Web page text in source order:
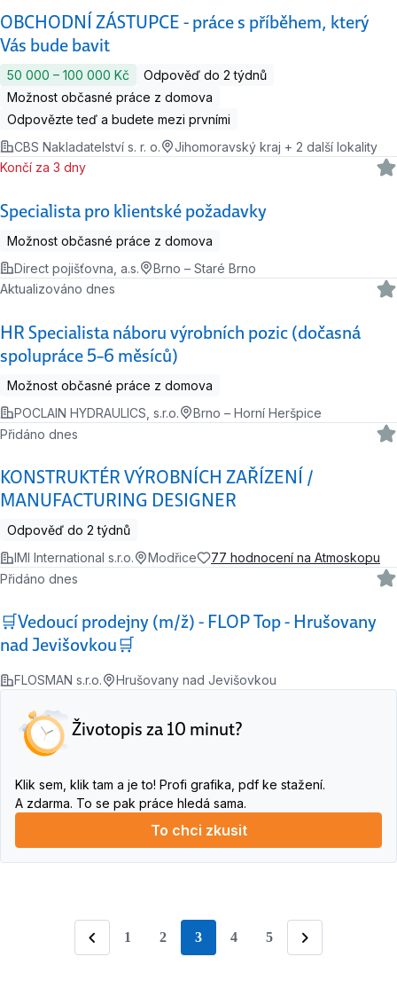
OBCHODNÍ ZÁSTUPCE - práce s příběhem, který
Vás bude bavit
50 000 ‍–‍ 100 000 Kč
Odpověď do 2 týdnů
Možnost občasné práce z domova
Odpovězte teď a budete mezi prvními
CBS Nakladatelství s. r. o.
Jihomoravský kraj + 2 další lokality
Specialista pro klientské požadavky
Končí za 3 dny
Možnost občasné práce z domova
Direct pojišťovna, a.s.
Brno – Staré Brno
HR Specialista náboru výrobních pozic (dočasná
spolupráce 5–6 měsíců)
Aktualizováno dnes
Možnost občasné práce z domova
POCLAIN HYDRAULICS, s.r.o.
Brno – Horní Heršpice
KONSTRUKTÉR VÝROBNÍCH ZAŘÍZENÍ /
MANUFACTURING DESIGNER
Přidáno dnes
Odpověď do 2 týdnů
IMI International s.r.o.
Modřice 77 hodnocení na Atmoskopu
🛒Vedoucí prodejny (m/ž) - FLOP Top - Hrušovany
nad Jevišovkou🛒
Přidáno dnes
FLOSMAN s.r.o. Hrušovany nad Jevišovkou
Životopis za 10 minut?
Klik sem, klik tam a je to! Profi grafika, pdf ke stažení.
A zdarma. To se pak práce hledá sama.
To chci zkusit
Předchozí
1 2 stránka
3 4 5
Následující